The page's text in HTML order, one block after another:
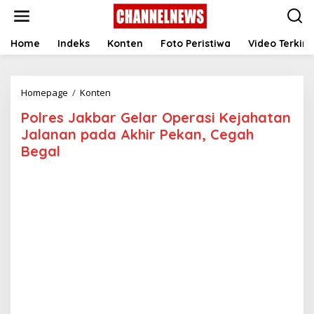
t
Home Indeks Konten Foto Peristiwa Video Terkini
Homepage / Konten
l
r
e
Polres Jakbar Gelar Operasi Kejahatan
Jalanan pada Akhir Pekan, Cegah
Begal